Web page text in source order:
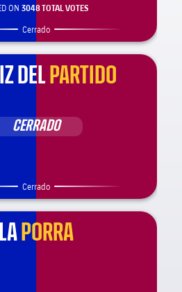
ON3048 TOTAL VOTES
Cerrado
DEL PARTIDO
CERRADO
Cerrado
LA PORRA